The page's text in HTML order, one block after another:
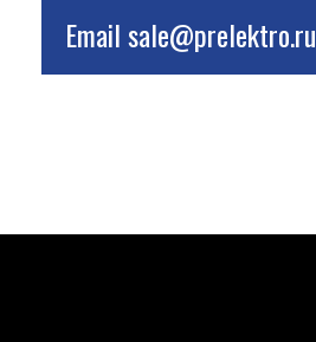
Emailsale@prelektro.ru